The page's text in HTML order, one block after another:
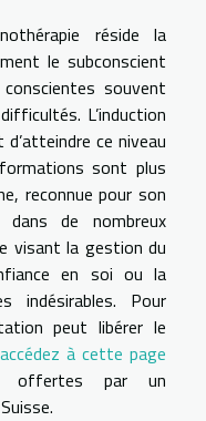
réside la
le subconscient
souvent
L’induction
ce niveau
sont plus
reconnue pour son
dans de nombreux
visant la gestion du
en soi ou la
indésirables. Pour
peut libérer le
accédez à cette page
offertes par un